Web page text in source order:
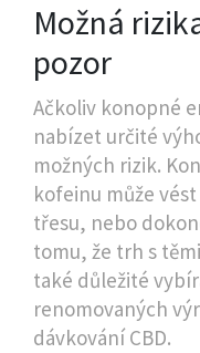
Možná
pozor
Ačkoliv konopné
nabízet určité
možných rizik.
kofeinu může
třesu, nebo
tomu, že trh s
také důležité
renomovaných
dávkování CBD.